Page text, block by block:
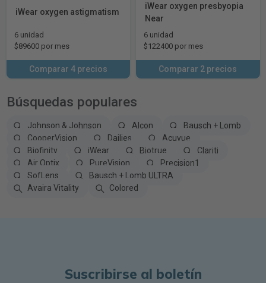
iWear oxygen astigmatism
6 unidad
$89600 por mes
Comparar 4 precios
iWear oxygen presbyopia
Near
6 unidad
$122400 por mes
Comparar 2 precios
Búsquedas populares
Johnson & Johnson Alcon
Bausch + Lomb
CooperVision
Dailies
Acuvue
Biofinity
iWear Biotrue
Clariti
Air Optix
PureVision
Precision1
SofLens
Bausch + Lomb ULTRA
Avaira Vitality
Colored
Suscribirse al boletín